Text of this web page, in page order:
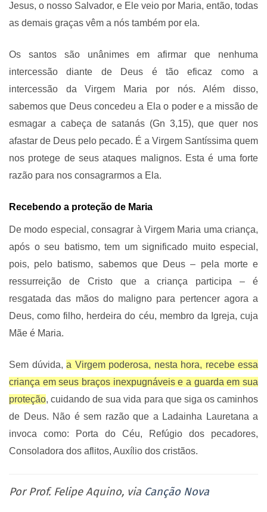
Jesus, o nosso Salvador, e Ele veio por Maria, então, todas
as demais graças vêm a nós também por ela.
Os santos são unânimes em afirmar que nenhuma
intercessão diante de Deus é tão eficaz como a
intercessão da Virgem Maria por nós. Além disso,
sabemos que Deus concedeu a Ela o poder e a missão de
esmagar a cabeça de satanás (Gn 3,15), que quer nos
afastar de Deus pelo pecado. É a Virgem Santíssima quem
nos protege de seus ataques malignos. Esta é uma forte
razão para nos consagrarmos a Ela.
Recebendo a proteção de Maria
De modo especial, consagrar à Virgem Maria uma criança,
após o seu batismo, tem um significado muito especial,
pois, pelo batismo, sabemos que Deus – pela morte e
ressurreição de Cristo que a criança participa – é
resgatada das mãos do maligno para pertencer agora a
Deus, como filho, herdeira do céu, membro da Igreja, cuja
Mãe é Maria.
Sem dúvida, a Virgem poderosa, nesta hora, recebe essa
criança em seus braços inexpugnáveis e a guarda em sua
proteção, cuidando de sua vida para que siga os caminhos
de Deus. Não é sem razão que a Ladainha Lauretana a
invoca como: Porta do Céu, Refúgio dos pecadores,
Consoladora dos aflitos, Auxílio dos cristãos.
Por Prof. Felipe Aquino, via Canção Nova